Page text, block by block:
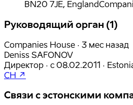
BN20 7JE, England
Руководящий орган (1)
Companies House · 3 мес назад
Deniss SAFONOV
Директор · с 08.02.2011 ·
CH ↗
Связи с эстонскими